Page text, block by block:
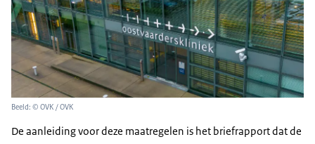
Beeld: © OVK / OVK
De aanleiding voor deze maatregelen is het briefrapport dat de